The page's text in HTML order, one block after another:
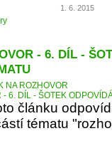
1. 6. 2015
- 6. DÍL -
NA ROZHOVOR
6. DÍL - ŠOTEK
článku
tématu